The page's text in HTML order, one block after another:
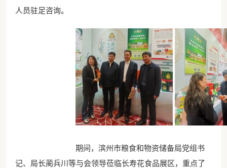
人员驻足咨询。
期间，滨州市粮食和物资储备局党组书
记、局长蔺兵川等与会领导莅临长寿花食品展区，重点了